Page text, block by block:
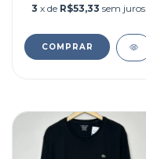
3 x de R$53,33 sem juros
COMPRAR